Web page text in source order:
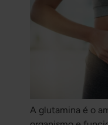
A glutamina é o